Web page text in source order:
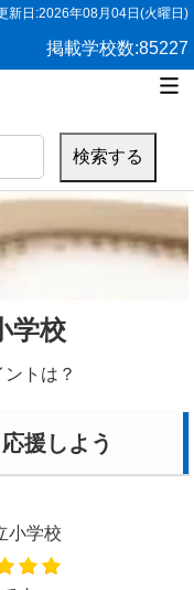
新日:2026年08月04日(火曜日)
掲載学校数:85227
学校
トは？
援しよう
小学校